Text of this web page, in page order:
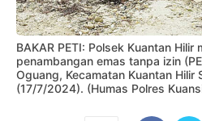
BAKAR PETI: Polsek Kuantan Hilir
penambangan emas tanpa izin
Oguang, Kecamatan Kuantan Hilir
(17/7/2024). (Humas Polres